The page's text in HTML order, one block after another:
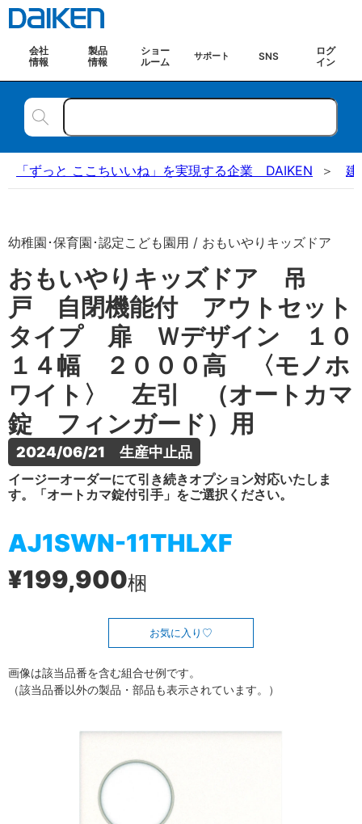
会社
情報
製品
情報
ショー
ルーム
サポート SNS
ログ
イン
「ずっと ここちいいね」を実現する企業 DAIKEN 建
幼稚園･保育園･認定こども園用 / おもいやりキッズドア
おもいやりキッズドア 吊
戸 自閉機能付 アウトセット
タイプ 扉 Ｗデザイン １０
１４幅 ２０００高 〈モノホ
ワイト〉 左引 （オートカマ
錠 フィンガード）用
2024/06/21　生産中止品
イージーオーダーにて引き続きオプション対応いたしま
す。「オートカマ錠付引手」をご選択ください。
AJ1SWN-11THLXF
¥199,900梱
お気に入り
画像は該当品番を含む組合せ例です。
（該当品番以外の製品・部品も表示されています。）